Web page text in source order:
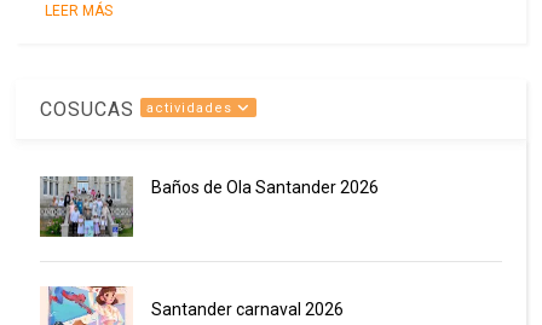
LEER MÁS
COSUCAS actividades
Baños de Ola Santander 2026
Santander carnaval 2026